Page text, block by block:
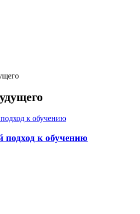
к обучению